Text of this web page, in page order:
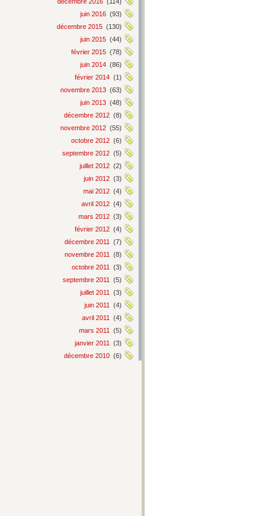
juin 2016 (93)
décembre 2015 (130)
juin 2015 (44)
février 2015 (78)
juin 2014 (86)
février 2014 (1)
novembre 2013 (63)
juin 2013 (48)
décembre 2012 (8)
novembre 2012 (55)
octobre 2012 (6)
septembre 2012 (5)
juillet 2012 (2)
juin 2012 (3)
mai 2012 (4)
avril 2012 (4)
mars 2012 (3)
février 2012 (4)
décembre 2011
(7)
novembre 2011
(8)
octobre 2011
(3)
septembre 2011
(5)
juillet 2011
(3)
juin 2011
(4)
avril 2011
(4)
mars 2011
(5)
janvier 2011
(3)
décembre 2010 (6)